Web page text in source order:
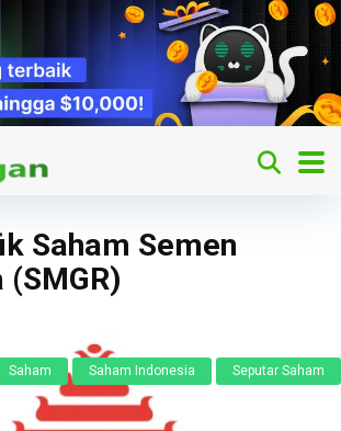
Saham Semen
Saham Saham Indonesia Seputar Saham